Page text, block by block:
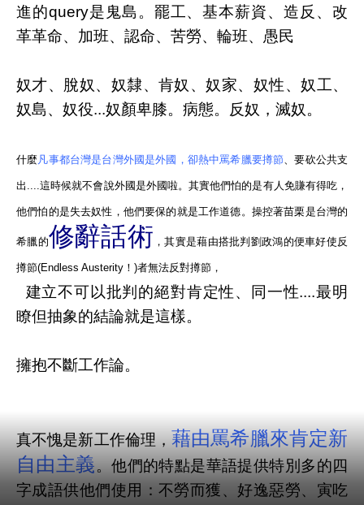
進的query是鬼島。罷工、基本薪資、造反、改
革革命、加班、認命、苦勞、輪班、愚民
奴才、脫奴、奴隸、肯奴、奴家、奴性、奴工、
奴島、奴役...奴顏卑膝。病態。反奴，滅奴。
什麼凡事都台灣是台灣外國是外國，卻熱中罵希臘要撙節、要砍公共支
出....這時候就不會說外國是外國啦。其實他們怕的是有人免賺有得吃，
他們怕的是失去奴性，他們要保的就是工作道德。 操控著苗栗是台灣的
希臘的修辭話術 ，其實是藉由搭批判劉政鴻的便車好使反
撙節(Endless Austerity！)者無法反對撙節，
建立不可以批判的絕對肯定性、同一性....最明
瞭但抽象的結論就是這樣。
擁抱不斷工作論。
真不愧是新工作倫理，藉由罵希臘來肯定新
自由主義。他們的特點是華語提供特別多的四
字成語供他們使用：不勞而獲、好逸惡勞、寅吃